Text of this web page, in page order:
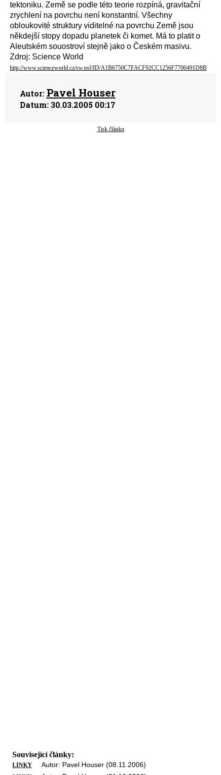
tektoniku. Země se podle této teorie rozpíná, gravitační
zrychlení na povrchu není konstantní. Všechny
obloukovité struktury viditelné na povrchu Země jsou
někdejší stopy dopadu planetek či komet. Má to platit o
Aleutském souostroví stejně jako o Českém masivu.
Zdroj: Science World
http://www.scienceworld.cz/sw.nsf/ID/A1B6750C7FACF92CC1256F7700491D8B
Autor: Pavel Houser
Datum:30.03.2005 00:17
Tisk článku
Související články:
LINKY Autor: Pavel Houser (08.11.2006)